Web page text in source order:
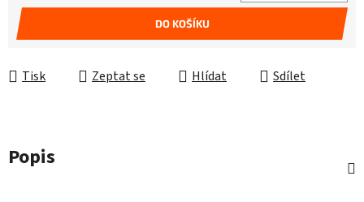
Měrná cena:
DO KOŠÍKU
Tisk Zeptat se Hlídat Sdílet
Popis